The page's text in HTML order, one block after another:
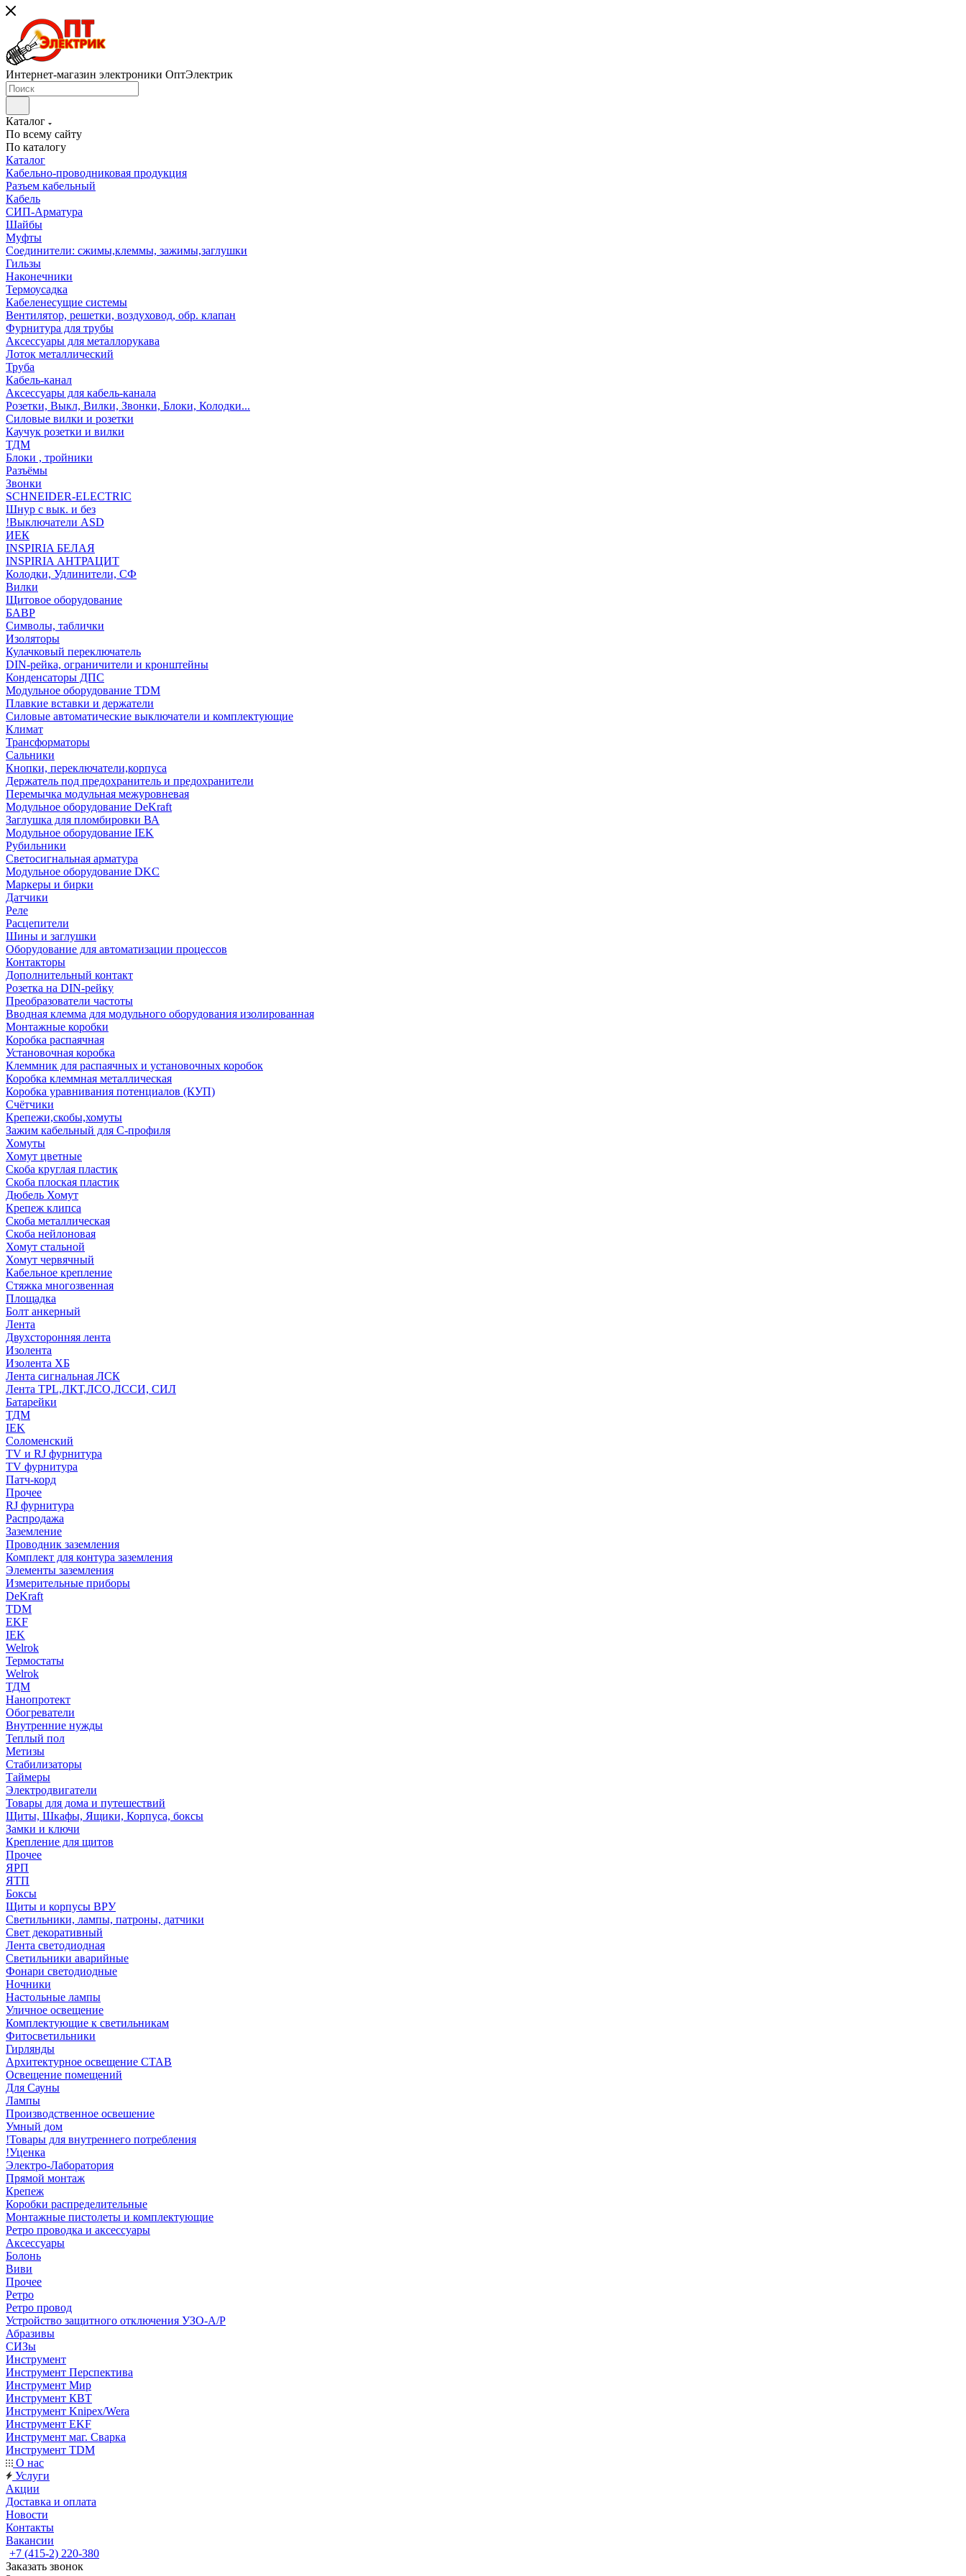
Интернет-магазин электроники ОптЭлектрик
Каталог
По всему сайту
По каталогу
Каталог
Кабельно-проводниковая продукция
Разъем кабельный
Кабель
СИП-Арматура
Шайбы
Муфты
Соединители: сжимы,клеммы, зажимы,заглушки
Гильзы
Наконечники
Термоусадка
Кабеленесущие системы
Вентилятор, решетки, воздуховод, обр. клапан
Фурнитура для трубы
Аксессуары для металлорукава
Лоток металлический
Труба
Кабель-канал
Аксессуары для кабель-канала
Розетки, Выкл, Вилки, Звонки, Блоки, Колодки...
Силовые вилки и розетки
Каучук розетки и вилки
ТДМ
Блоки , тройники
Разъёмы
Звонки
SCHNEIDER-ELECTRIC
Шнур с вык. и без
!Выключатели ASD
ИЕК
INSPIRIA БЕЛАЯ
INSPIRIA АНТРАЦИТ
Колодки, Удлинители, СФ
Вилки
Щитовое оборудование
БАВР
Символы, таблички
Изоляторы
Кулачковый переключатель
DIN-рейка, ограничители и кронштейны
Конденсаторы ДПС
Модульное оборудование TDM
Плавкие вставки и держатели
Силовые автоматические выключатели и комплектующие
Климат
Трансформаторы
Сальники
Кнопки, переключатели,корпуса
Держатель под предохранитель и предохранители
Перемычка модульная межуровневая
Модульное оборудование DeKraft
Заглушка для пломбировки ВА
Модульное оборудование IEK
Рубильники
Светосигнальная арматура
Модульное оборудование DKC
Маркеры и бирки
Датчики
Реле
Расцепители
Шины и заглушки
Оборудование для автоматизации процессов
Контакторы
Дополнительный контакт
Розетка на DIN-рейку
Преобразователи частоты
Вводная клемма для модульного оборудования изолированная
Монтажные коробки
Коробка распаячная
Установочная коробка
Клеммник для распаячных и установочных коробок
Коробка клеммная металлическая
Коробка уравнивания потенциалов (КУП)
Счётчики
Крепежи,скобы,хомуты
Зажим кабельный для С-профиля
Хомуты
Хомут цветные
Скоба круглая пластик
Скоба плоская пластик
Дюбель Хомут
Крепеж клипса
Скоба металлическая
Скоба нейлоновая
Хомут стальной
Хомут червячный
Кабельное крепление
Стяжка многозвенная
Площадка
Болт анкерный
Лента
Двухсторонняя лента
Изолента
Изолента ХБ
Лента сигнальная ЛСК
Лента TPL,ЛКТ,ЛСО,ЛССИ, СИЛ
Батарейки
ТДМ
IEK
Соломенский
TV и RJ фурнитура
TV фурнитура
Патч-корд
Прочее
RJ фурнитура
Распродажа
Заземление
Проводник заземления
Комплект для контура заземления
Элементы заземления
Измерительные приборы
DeKraft
TDM
EKF
IEK
Welrok
Термостаты
Welrok
ТДМ
Нанопротект
Обогреватели
Внутренние нужды
Теплый пол
Метизы
Стабилизаторы
Таймеры
Электродвигатели
Товары для дома и путешествий
Щиты, Шкафы, Ящики, Корпуса, боксы
Замки и ключи
Крепление для щитов
Прочее
ЯРП
ЯТП
Боксы
Щиты и корпусы ВРУ
Светильники, лампы, патроны, датчики
Свет декоративный
Лента светодиодная
Светильники аварийные
Фонари светодиодные
Ночники
Настольные лампы
Уличное освещение
Комплектующие к светильникам
Фитосветильники
Гирлянды
Архитектурное освещение СТАВ
Освещение помещений
Для Сауны
Лампы
Производственное освешение
Умный дом
!Товары для внутреннего потребления
!Уценка
Электро-Лаборатория
Прямой монтаж
Крепеж
Коробки распределительные
Монтажные пистолеты и комплектующие
Ретро проводка и аксессуары
Аксессуары
Болонь
Виви
Прочее
Ретро
Ретро провод
Устройство защитного отключения УЗО-А/Р
Абразивы
СИЗы
Инструмент
Инструмент Перспектива
Инструмент Мир
Инструмент КВТ
Инструмент Knipex/Wera
Инструмент EKF
Инструмент маг. Сварка
Инструмент TDM
О нас
Услуги
Акции
Доставка и оплата
Новости
Контакты
Вакансии
+7 (415-2) 220-380
Заказать звонок